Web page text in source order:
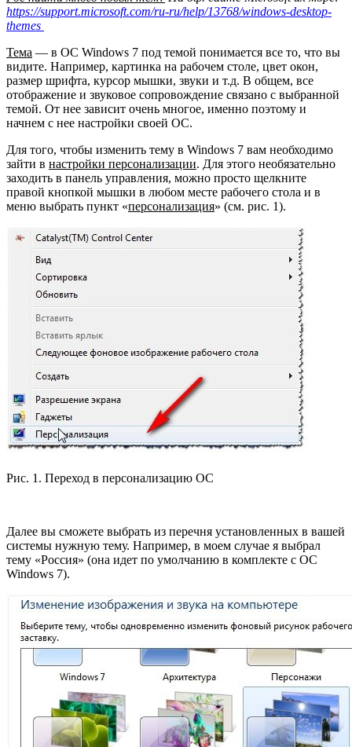
https://support.microsoft.com/ru-ru/help/13768/windows-desktop-
themes
Тема — в ОС Windows 7 под темой понимается все то, что вы
видите. Например, картинка на рабочем столе, цвет окон,
размер шрифта, курсор мышки, звуки и т.д. В общем, все
отображение и звуковое сопровождение связано с выбранной
темой. От нее зависит очень многое, именно поэтому и
начнем с нее настройки своей ОС.
Для того, чтобы изменить тему в Windows 7 вам необходимо
зайти в настройки персонализации. Для этого необязательно
заходить в панель управления, можно просто щелкните
правой кнопкой мышки в любом месте рабочего стола и в
меню выбрать пункт «персонализация» (см. рис. 1).
Рис. 1. Переход в персонализацию ОС
Далее вы сможете выбрать из перечня установленных в вашей
системы нужную тему. Например, в моем случае я выбрал
тему «Россия» (она идет по умолчанию в комплекте с ОС
Windows 7).